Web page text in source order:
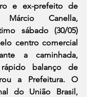
e ex-prefeito de
Canella,
sábado (30/05)
centro comercial
a caminhada,
balanço de
a Prefeitura. O
do União Brasil,